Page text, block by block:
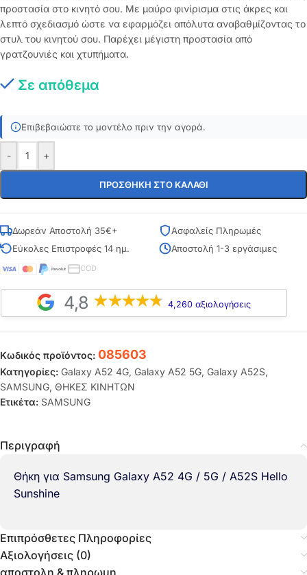
προστασία στο κινητό σου. Με μαύρο φινίρισμα στις άκρες και
λεπτό σχεδιασμό ώστε να εφαρμόζει απόλυτα αναβαθμίζοντας το
στυλ του κινητού σου. Παρέχει μέγιστη προστασία από
γρατζουνιές και χτυπήματα.
Σε απόθεμα
Επιβεβαιώστε το μοντέλο πριν την αγορά.
- +
ΠΡΟΣΘΉΚΗ ΣΤΟ ΚΑΛΆΘΙ
Δωρεάν Αποστολή 35€+
Ασφαλείς Πληρωμές
Εύκολες Επιστροφές 14 ημ.
Αποστολή 1-3 εργάσιμες
COD
4,8 4,260 αξιολογήσεις
Κωδικός προϊόντος: 085603
Κατηγορίες: Galaxy A52 4G, Galaxy A52 5G, Galaxy A52S,
SAMSUNG, ΘΗΚΕΣ ΚΙΝΗΤΩΝ
Ετικέτα: SAMSUNG
Περιγραφή
Θήκη για Samsung Galaxy A52 4G / 5G / A52S Hello
Sunshine
Επιπρόσθετες Πληροφορίες
Αξιολογήσεις (0)
αποστολη & πληρωμη